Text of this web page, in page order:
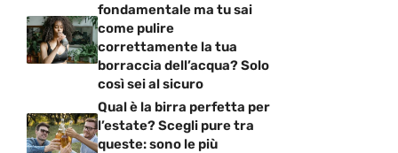
fondamentale ma tu sai
come pulire
correttamente la tua
borraccia dell’acqua? Solo
così sei al sicuro
Qual è la birra perfetta per
l’estate? Scegli pure tra
queste: sono le più